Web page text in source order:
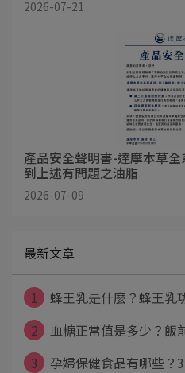
2026-07-21
產品安全聲明書-達摩本草全
到上述有問題之油脂
2026-07-09
最新文章
1
蜂王乳是什麼？蜂王
2
血糖正常值是多少？
3
孕婦保健食品有哪些